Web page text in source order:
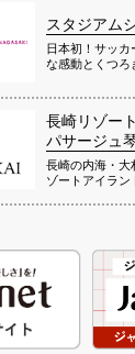
スタジアム
日本初！サッ
な感動とくつろ
長崎リゾー
パサージュ
長崎の内海・大
ゾートアイラン